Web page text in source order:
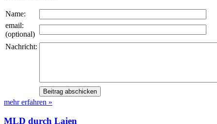
Name:
email:
(optional)
Nachricht:
mehr erfahren »
MLD durch Laien